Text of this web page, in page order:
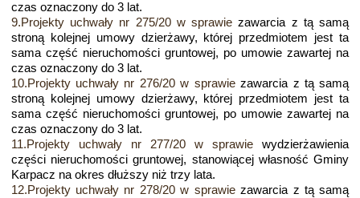
czas oznaczony do 3 lat.
9.Projekty uchwały nr 275/20 w sprawiezawarcia z tą samą
stroną kolejnej umowy dzierżawy, której przedmiotem jest ta
sama część nieruchomości gruntowej, po umowie zawartej na
czas oznaczony do 3 lat.
10.Projekty uchwały nr 276/20 w sprawiezawarcia z tą samą
stroną kolejnej umowy dzierżawy, której przedmiotem jest ta
sama część nieruchomości gruntowej, po umowie zawartej na
czas oznaczony do 3 lat.
11.Projekty uchwały nr 277/20 w sprawiewydzierżawienia
części nieruchomości gruntowej, stanowiącej własność Gminy
Karpacz na okres dłuższy niż trzy lata.
12.Projekty uchwały nr 278/20 w sprawiezawarcia z tą samą